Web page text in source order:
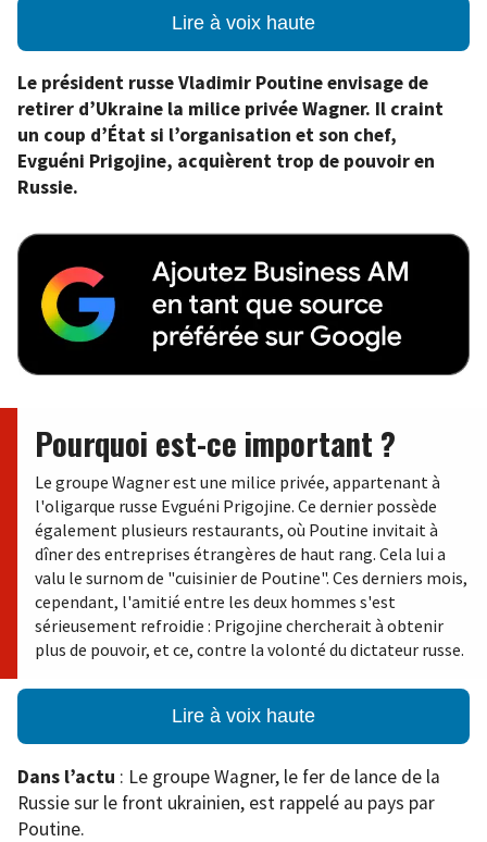
Lire à voix haute
Le président russe Vladimir Poutine envisage de
retirer d’Ukraine la milice privée Wagner. Il craint
un coup d’État si l’organisation et son chef,
Evguéni Prigojine, acquièrent trop de pouvoir en
Russie.
Pourquoi est-ce important ?
Le groupe Wagner est une milice privée, appartenant à
l'oligarque russe Evguéni Prigojine. Ce dernier possède
également plusieurs restaurants, où Poutine invitait à
dîner des entreprises étrangères de haut rang. Cela lui a
valu le surnom de "cuisinier de Poutine". Ces derniers mois,
cependant, l'amitié entre les deux hommes s'est
sérieusement refroidie : Prigojine chercherait à obtenir
plus de pouvoir, et ce, contre la volonté du dictateur russe.
Lire à voix haute
Dans l’actu : Le groupe Wagner, le fer de lance de la
Russie sur le front ukrainien, est rappelé au pays par
Poutine.